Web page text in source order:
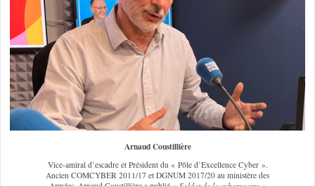
Arnaud Coustillière
Vice-amiral d’escadre et Président du « Pôle d’Excellence Cyber ».
Ancien COMCYBER 2011/17 et DGNUM 2017/20 au ministère des